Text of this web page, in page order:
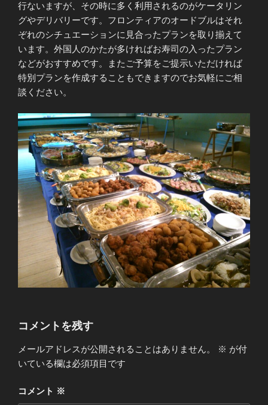
行ないますが、その時に多く利用されるのがケータリン
グやデリバリーです。フロンティアのオードブルはそれ
ぞれのシチュエーションに見合ったプランを取り揃えて
います。外国人のかたが多ければお寿司の入ったプラン
などがおすすめです。またご予算をご提示いただければ
特別プランを作成することもできますのでお気軽にご相
談ください。
コメントを残す
メールアドレスが公開されることはありません。 ※ が付
いている欄は必須項目です
コメント ※